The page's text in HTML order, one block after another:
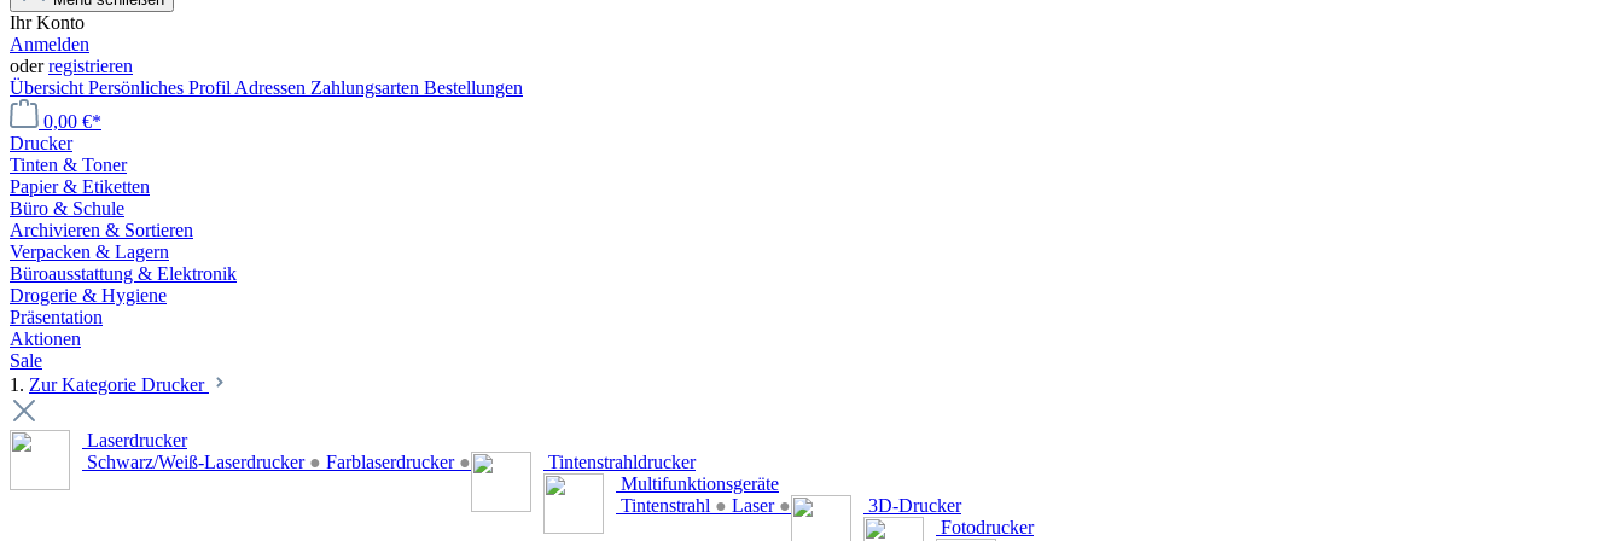
Ihr Konto
Anmelden
oderregistrieren
Übersicht Persönliches Profil Adressen Zahlungsarten Bestellungen
0,00 €*
Drucker
Tinten & Toner
Papier & Etiketten
Büro & Schule
Archivieren & Sortieren
Verpacken & Lagern
Büroausstattung & Elektronik
Drogerie & Hygiene
Präsentation
Aktionen
Sale
1. Zur Kategorie Drucker
Laserdrucker
Schwarz/Weiß-Laserdrucker ● Farblaserdrucker ●
Tintenstrahldrucker
Multifunktionsgeräte
Tintenstrahl ● Laser ●
3D-Drucker
Fotodrucker